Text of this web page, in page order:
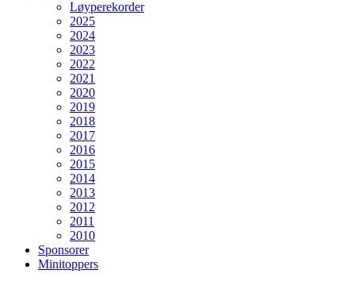
Løyperekorder
2025
2024
2023
2022
2021
2020
2019
2018
2017
2016
2015
2014
2013
2012
2011
2010
Sponsorer
Minitoppers